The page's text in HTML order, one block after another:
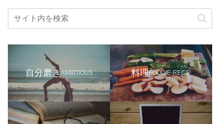
自分磨きAMBITIOUS 料理FOODIE-RECIP